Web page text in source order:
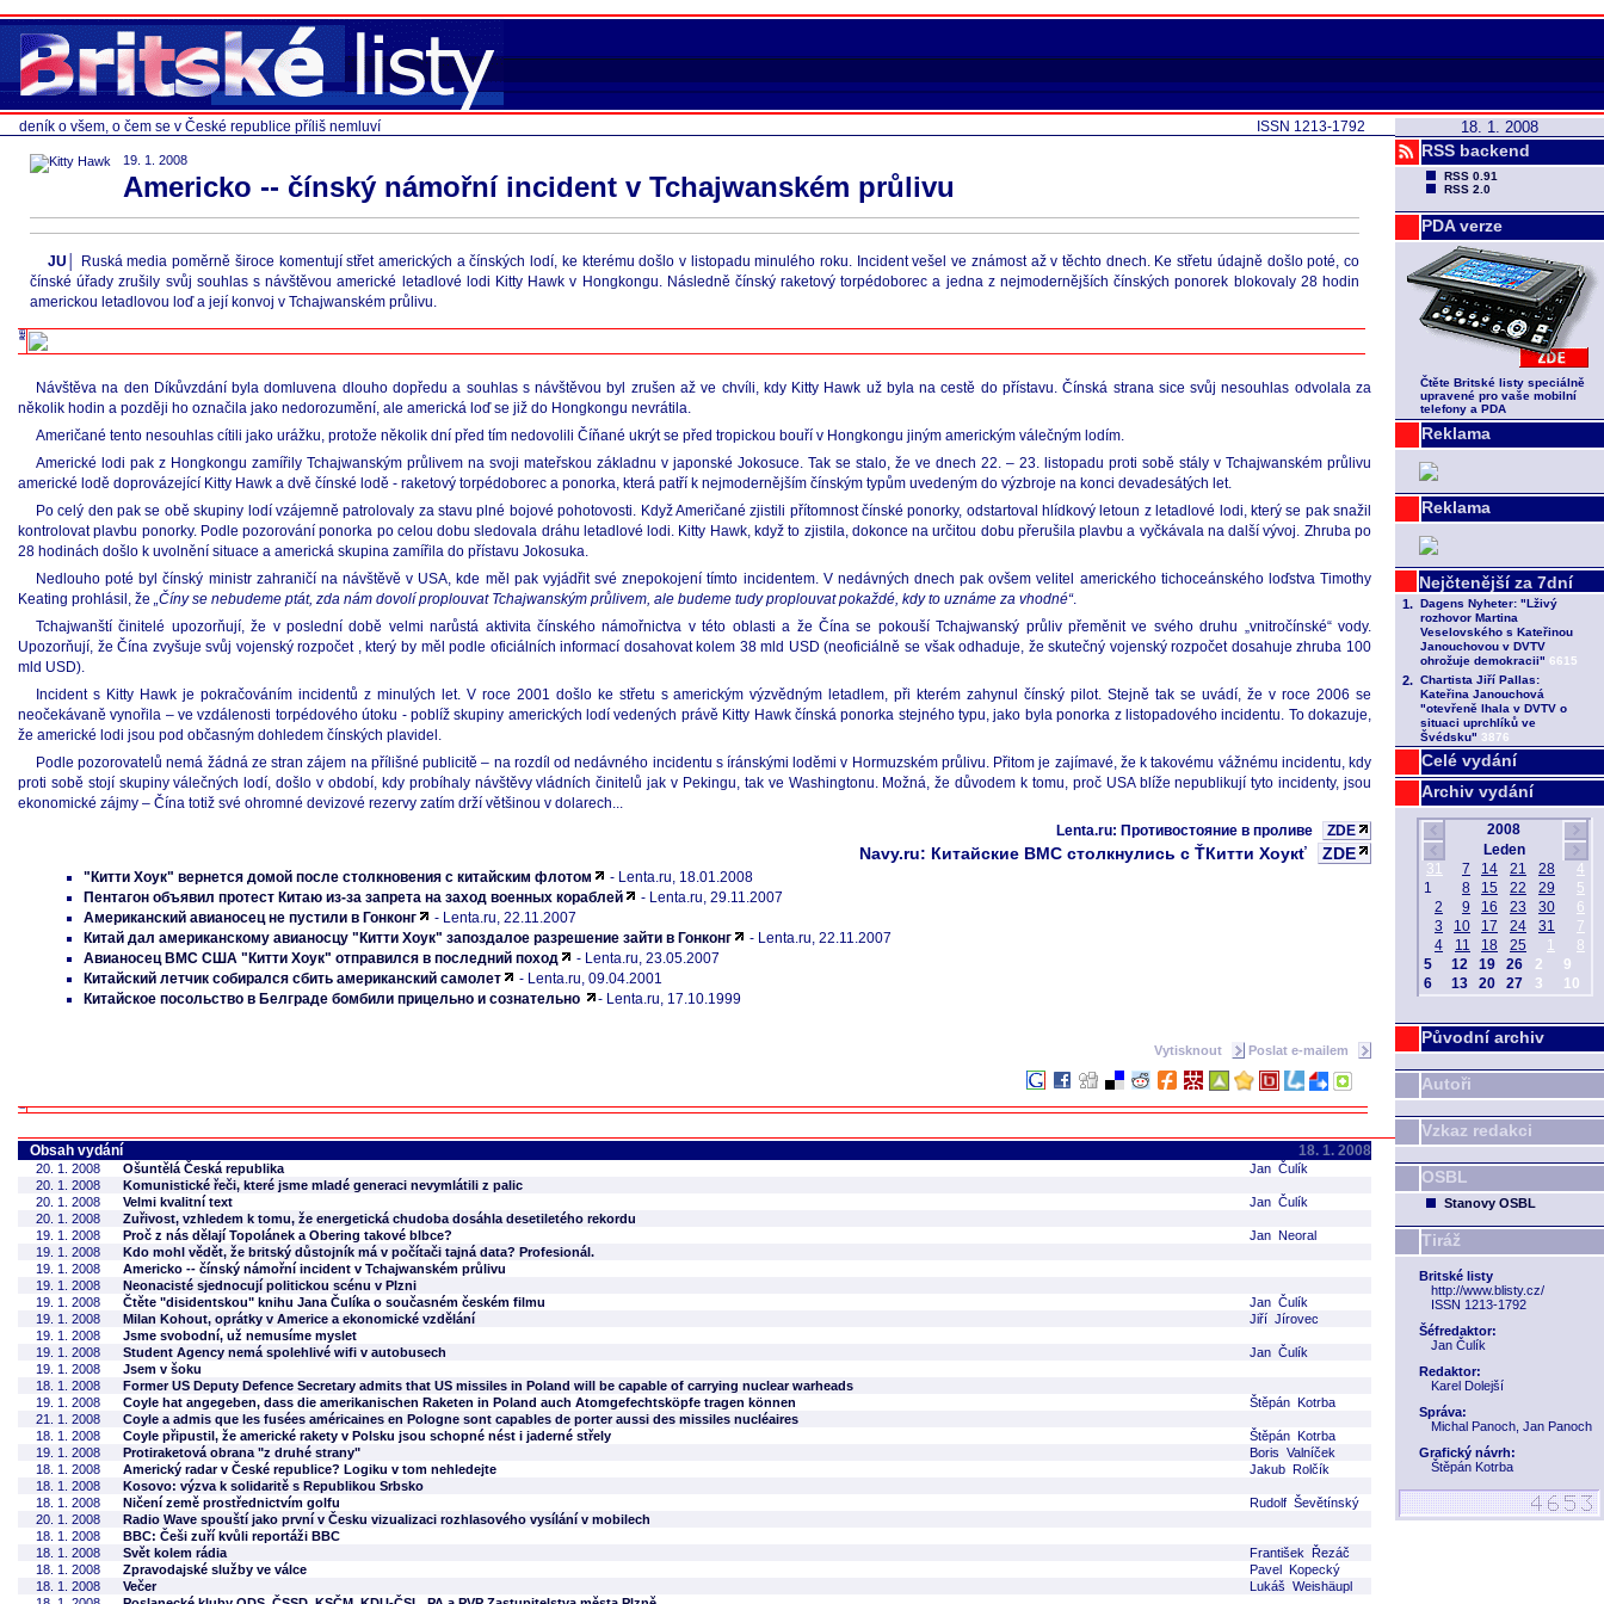
18. 1. 2008
RSS backend
RSS 0.91
RSS 2.0
PDA verze
Čtěte Britské listy speciálně
upravené pro vaše mobilní
telefony a PDA
Reklama
Reklama
Celé vydání
Archiv vydání
Původní archiv
Autoři
Vzkaz redakci
OSBL
Stanovy OSBL
Tiráž
Britské listy
http://www.blisty.cz/
ISSN 1213-1792
Šéfredaktor:
Jan Čulík
Redaktor:
Karel Dolejší
Správa:
Michal Panoch, Jan Panoch
Grafický návrh:
Štěpán Kotrba
ISSN 1213-1792
deník o všem, o čem se v České republice příliš nemluví
19. 1. 2008
Americko -- čínský námořní incident v Tchajwanském průlivu
JU│
Ruská media poměrně široce komentují střet amerických a čínských lodí, ke kterému došlo v listopadu minulého roku. Incident vešel ve známost až v těchto dnech. Ke střetu údajně došlo poté, co
čínské úřady zrušily svůj souhlas s návštěvou americké letadlové lodi Kitty Hawk v Hongkongu. Následně čínský raketový torpédoborec a jedna z nejmodernějších čínských ponorek blokovaly 28 hodin
americkou letadlovou loď a její konvoj v Tchajwanském průlivu.
Návštěva na den Díkůvzdání byla domluvena dlouho dopředu a souhlas s návštěvou byl zrušen až ve chvíli, kdy Kitty Hawk už byla na cestě do přístavu. Čínská strana sice svůj nesouhlas odvolala za
několik hodin a později ho označila jako nedorozumění, ale americká loď se již do Hongkongu nevrátila.
Američané tento nesouhlas cítili jako urážku, protože několik dní před tím nedovolili Číňané ukrýt se před tropickou bouří v Hongkongu jiným americkým válečným lodím.
Americké lodi pak z Hongkongu zamířily Tchajwanským průlivem na svoji mateřskou základnu v japonské Jokosuce. Tak se stalo, že ve dnech 22. – 23. listopadu proti sobě stály v Tchajwanském průlivu
americké lodě doprovázející Kitty Hawk a dvě čínské lodě - raketový torpédoborec a ponorka, která patří k nejmodernějším čínským typům uvedeným do výzbroje na konci devadesátých let.
Po celý den pak se obě skupiny lodí vzájemně patrolovaly za stavu plné bojové pohotovosti. Když Američané zjistili přítomnost čínské ponorky, odstartoval hlídkový letoun z letadlové lodi, který se pak snažil
kontrolovat plavbu ponorky. Podle pozorování ponorka po celou dobu sledovala dráhu letadlové lodi. Kitty Hawk, když to zjistila, dokonce na určitou dobu přerušila plavbu a vyčkávala na další vývoj. Zhruba po
28 hodinách došlo k uvolnění situace a americká skupina zamířila do přístavu Jokosuka.
Nedlouho poté byl čínský ministr zahraničí na návštěvě v USA, kde měl pak vyjádřit své znepokojení tímto incidentem. V nedávných dnech pak ovšem velitel amerického tichoceánského loďstva Timothy
Keating prohlásil, že „Číny se nebudeme ptát, zda nám dovolí proplouvat Tchajwanským průlivem, ale budeme tudy proplouvat pokaždé, kdy to uznáme za vhodné“.
Tchajwanští činitelé upozorňují, že v poslední době velmi narůstá aktivita čínského námořnictva v této oblasti a že Čína se pokouší Tchajwanský průliv přeměnit ve svého druhu „vnitročínské“ vody.
Upozorňují, že Čína zvyšuje svůj vojenský rozpočet , který by měl podle oficiálních informací dosahovat kolem 38 mld USD (neoficiálně se však odhaduje, že skutečný vojenský rozpočet dosahuje zhruba 100
mld USD).
Incident s Kitty Hawk je pokračováním incidentů z minulých let. V roce 2001 došlo ke střetu s americkým výzvědným letadlem, při kterém zahynul čínský pilot. Stejně tak se uvádí, že v roce 2006 se
neočekávaně vynořila – ve vzdálenosti torpédového útoku - poblíž skupiny amerických lodí vedených právě Kitty Hawk čínská ponorka stejného typu, jako byla ponorka z listopadového incidentu. To dokazuje,
že americké lodi jsou pod občasným dohledem čínských plavidel.
Podle pozorovatelů nemá žádná ze stran zájem na přílišné publicitě – na rozdíl od nedávného incidentu s íránskými loděmi v Hormuzském průlivu. Přitom je zajímavé, že k takovému vážnému incidentu, kdy
proti sobě stojí skupiny válečných lodí, došlo v období, kdy probíhaly návštěvy vládních činitelů jak v Pekingu, tak ve Washingtonu. Možná, že důvodem k tomu, proč USA blíže nepublikují tyto incidenty, jsou
ekonomické zájmy – Čína totiž své ohromné devizové rezervy zatím drží většinou v dolarech...
Lenta.ru: Противостояние в проливе
ZDE
Navy.ru: Китайские ВМС столкнулись с ŤКитти Хоукť ZDE
"Китти Хоук" вернется домой после столкновения с китайским флотом
- Lenta.ru, 18.01.2008
Пентагон объявил протест Китаю из-за запрета на заход военных кораблей
- Lenta.ru, 29.11.2007
Американский авианосец не пустили в Гонконг
- Lenta.ru, 22.11.2007
Китай дал американскому авианосцу "Китти Хоук" запоздалое разрешение зайти в Гонконг
- Lenta.ru, 22.11.2007
Авианосец ВМС США "Китти Хоук" отправился в последний поход
- Lenta.ru, 23.05.2007
Китайский летчик собирался сбить американский самолет
- Lenta.ru, 09.04.2001
Китайское посольство в Белграде бомбили прицельно и сознательно
- Lenta.ru, 17.10.1999
Vytisknout Poslat e-mailem
Obsah vydání 18. 1. 2008
20. 1. 2008 Ošuntělá Česká republika
Jan Čulík
20. 1. 2008
Komunistické řeči, které jsme mladé generaci nevymlátili z palic
20. 1. 2008
Velmi kvalitní text
Jan Čulík
20. 1. 2008
Zuřivost, vzhledem k tomu, že energetická chudoba dosáhla desetiletého rekordu
19. 1. 2008
Proč z nás dělají Topolánek a Obering takové blbce?
Jan Neoral
19. 1. 2008
Kdo mohl vědět, že britský důstojník má v počítači tajná data? Profesionál.
19. 1. 2008
Americko -- čínský námořní incident v Tchajwanském průlivu
19. 1. 2008
Neonacisté sjednocují politickou scénu v Plzni
19. 1. 2008
Čtěte "disidentskou" knihu Jana Čulíka o současném českém filmu
Jan Čulík
19. 1. 2008
Milan Kohout, oprátky v Americe a ekonomické vzdělání
Jiří Jírovec
19. 1. 2008
Jsme svobodní, už nemusíme myslet
19. 1. 2008
Student Agency nemá spolehlivé wifi v autobusech
Jan Čulík
19. 1. 2008
Jsem v šoku
18. 1. 2008
Former US Deputy Defence Secretary admits that US missiles in Poland will be capable of carrying nuclear warheads
19. 1. 2008
Coyle hat angegeben, dass die amerikanischen Raketen in Poland auch Atomgefechtsköpfe tragen können
Štěpán Kotrba
21. 1. 2008
Coyle a admis que les fusées américaines en Pologne sont capables de porter aussi des missiles nucléaires
18. 1. 2008
Coyle připustil, že americké rakety v Polsku jsou schopné nést i jaderné střely
Štěpán Kotrba
19. 1. 2008
Protiraketová obrana "z druhé strany"
Boris Valníček
18. 1. 2008
Americký radar v České republice? Logiku v tom nehledejte
Jakub Rolčík
18. 1. 2008
Kosovo: výzva k solidaritě s Republikou Srbsko
18. 1. 2008
Ničení země prostřednictvím golfu
Rudolf Ševětínský
20. 1. 2008
Radio Wave spouští jako první v Česku vizualizaci rozhlasového vysílání v mobilech
18. 1. 2008
BBC: Češi zuří kvůli reportáži BBC
18. 1. 2008
Svět kolem rádia
František Řezáč
18. 1. 2008
Zpravodajské služby ve válce
Pavel Kopecký
18. 1. 2008
Večer
Lukáš Weishäupl